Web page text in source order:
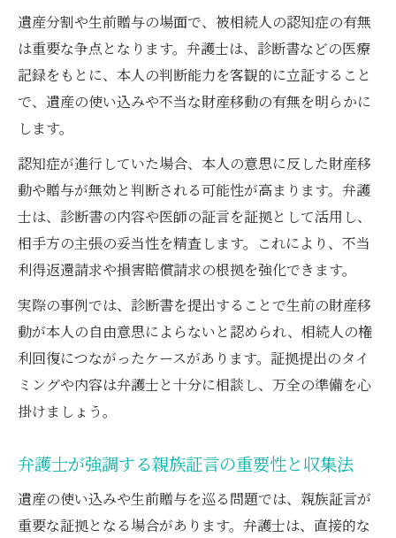
遺産分割や生前贈与の場面で、被相続人の認知症の有無
は重要な争点となります。弁護士は、診断書などの医療
記録をもとに、本人の判断能力を客観的に立証すること
で、遺産の使い込みや不当な財産移動の有無を明らかに
します。
認知症が進行していた場合、本人の意思に反した財産移
動や贈与が無効と判断される可能性が高まります。弁護
士は、診断書の内容や医師の証言を証拠として活用し、
相手方の主張の妥当性を精査します。これにより、不当
利得返還請求や損害賠償請求の根拠を強化できます。
実際の事例では、診断書を提出することで生前の財産移
動が本人の自由意思によらないと認められ、相続人の権
利回復につながったケースがあります。証拠提出のタイ
ミングや内容は弁護士と十分に相談し、万全の準備を心
掛けましょう。
弁護士が強調する親族証言の重要性と収集法
遺産の使い込みや生前贈与を巡る問題では、親族証言が
重要な証拠となる場合があります。弁護士は、直接的な